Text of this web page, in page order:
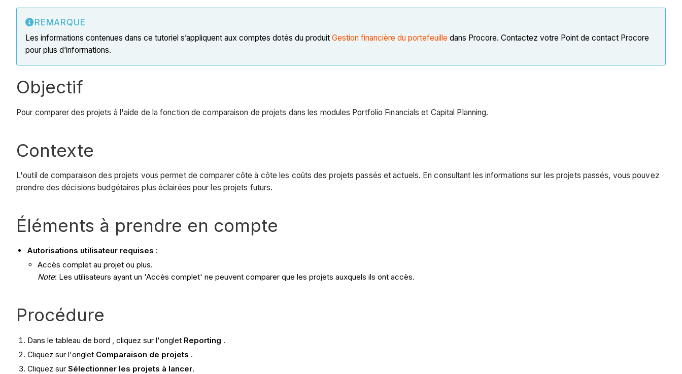
REMARQUE
Les informations contenues dans ce tutoriel s’appliquent aux comptes dotés du produit Gestion financière du portefeuille dans Procore. Contactez votre Point de contact Procore
pour plus d’informations.
Objectif
Pour comparer des projets à l'aide de la fonction de comparaison de projets dans les modules Portfolio Financials et Capital Planning.
Contexte
L'outil de comparaison des projets vous permet de comparer côte à côte les coûts des projets passés et actuels. En consultant les informations sur les projets passés, vous pouvez
prendre des décisions budgétaires plus éclairées pour les projets futurs.
Éléments à prendre en compte
Autorisations utilisateur requises :
Accès complet au projet ou plus.
Note: Les utilisateurs ayant un 'Accès complet' ne peuvent comparer que les projets auxquels ils ont accès.
Procédure
Dans le tableau de bord , cliquez sur l'onglet Reporting .
Cliquez sur l'onglet Comparaison de projets .
Cliquez surSélectionner les projets à lancer.